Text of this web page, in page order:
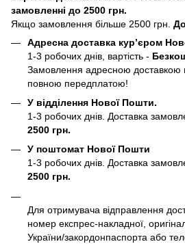
замовленні до 2500 грн.
Якщо замовлення більше 2500 грн.
Адресна доставка кур’єром
1-3 робочих днів, вартість -
Замовлення адресною доставкою
повною передплатою!
У відділення Нової Пошти.
1-3 робочих днів. Доставка
2500 грн.
У поштомат Нової Пошти
1-3 робочих днів. Доставка
2500 грн.
Для отримувача відправлення
номер експрес-накладної,
України/закордонпаспорта або